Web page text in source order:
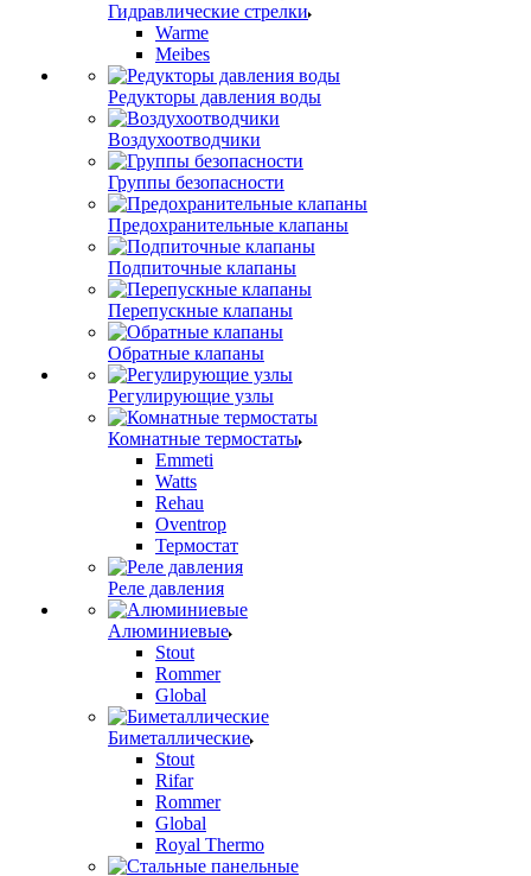
Гидравлические стрелки
Warme
Meibes
Редукторы давления воды
Воздухоотводчики
Группы безопасности
Предохранительные клапаны
Подпиточные клапаны
Перепускные клапаны
Обратные клапаны
Регулирующие узлы
Комнатные термостаты
Emmeti
Watts
Rehau
Oventrop
Термостат
Реле давления
Алюминиевые
Stout
Rommer
Global
Биметаллические
Stout
Rifar
Rommer
Global
Royal Thermo